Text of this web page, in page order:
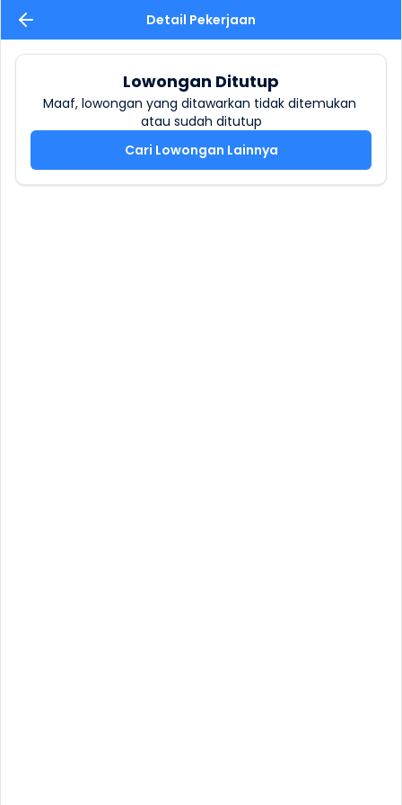
Detail Pekerjaan
Lowongan Ditutup
Maaf, lowongan yang ditawarkan tidak ditemukan
atau sudah ditutup
Cari Lowongan Lainnya